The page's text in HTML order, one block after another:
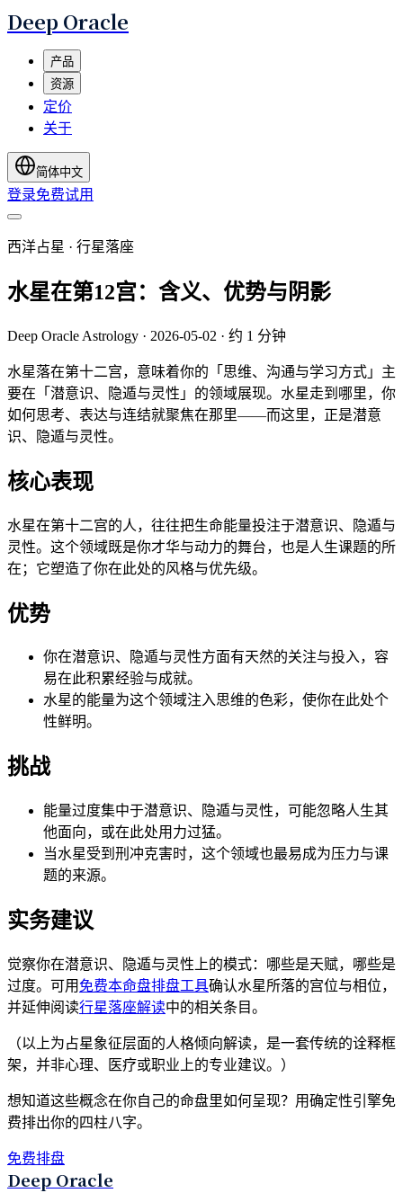
Deep Oracle
产品
资源
定价
关于
简体中文
登录免费试用
西洋占星 · 行星落座
水星在第12宫：含义、优势与阴影
Deep Oracle Astrology · 2026-05-02 · 约 1 分钟
水星落在第十二宫，意味着你的「思维、沟通与学习方式」主
要在「潜意识、隐遁与灵性」的领域展现。水星走到哪里，你
如何思考、表达与连结就聚焦在那里——而这里，正是潜意
识、隐遁与灵性。
核心表现
水星在第十二宫的人，往往把生命能量投注于潜意识、隐遁与
灵性。这个领域既是你才华与动力的舞台，也是人生课题的所
在；它塑造了你在此处的风格与优先级。
优势
你在潜意识、隐遁与灵性方面有天然的关注与投入，容
易在此积累经验与成就。
水星的能量为这个领域注入思维的色彩，使你在此处个
性鲜明。
挑战
能量过度集中于潜意识、隐遁与灵性，可能忽略人生其
他面向，或在此处用力过猛。
当水星受到刑冲克害时，这个领域也最易成为压力与课
题的来源。
实务建议
觉察你在潜意识、隐遁与灵性上的模式：哪些是天赋，哪些是
过度。可用 免费本命盘排盘工具确认水星所落的宫位与相位，
并延伸阅读行星落座解读中的相关条目。
（以上为占星象征层面的人格倾向解读，是一套传统的诠释框
架，并非心理、医疗或职业上的专业建议。）
想知道这些概念在你自己的命盘里如何呈现？用确定性引擎免
费排出你的四柱八字。
免费排盘
Deep Oracle